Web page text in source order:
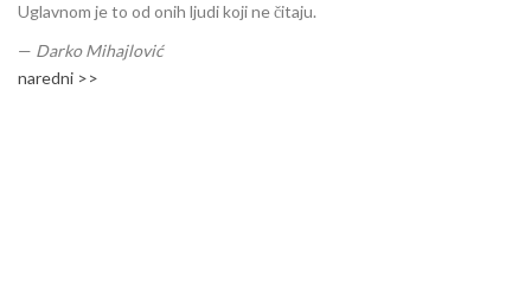
Uglavnom je to od onih ljudi koji ne čitaju.
— Darko Mihajlović
naredni >>